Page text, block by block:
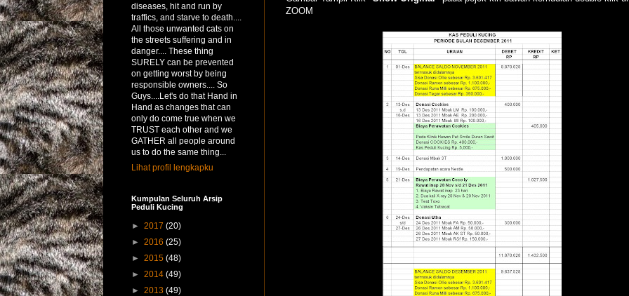
ZOOM
diseases, hit and run by
traffics, and starve to death....
All those unwanted cats on
the streets suffering and in
danger.... These thing
SURELY can be prevented
on getting worst by being
responsible owners.... So
Guys....Let's do that Hand in
Hand as changes that can
only do come true when we
TRUST each other and we
GATHER all people around
us to do the same thing...
Lihat profil lengkapku
Kumpulan Seluruh Arsip
Peduli Kucing
► 2017 (20)
► 2016 (25)
► 2015 (48)
► 2014 (49)
► 2013 (49)